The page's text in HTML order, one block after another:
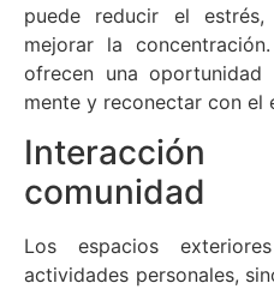
puede reducir el
mejorar la
ofrecen una
mente y reconectar con el
comunidad
Los espacios
actividades personales,